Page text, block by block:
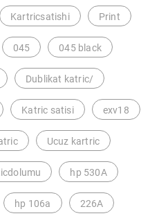
Kartricsatishi Print
045 045 black
Dublikat katric/
Katric satisi exv18
Ucuz kartric
hp 530A
hp 106a 226A